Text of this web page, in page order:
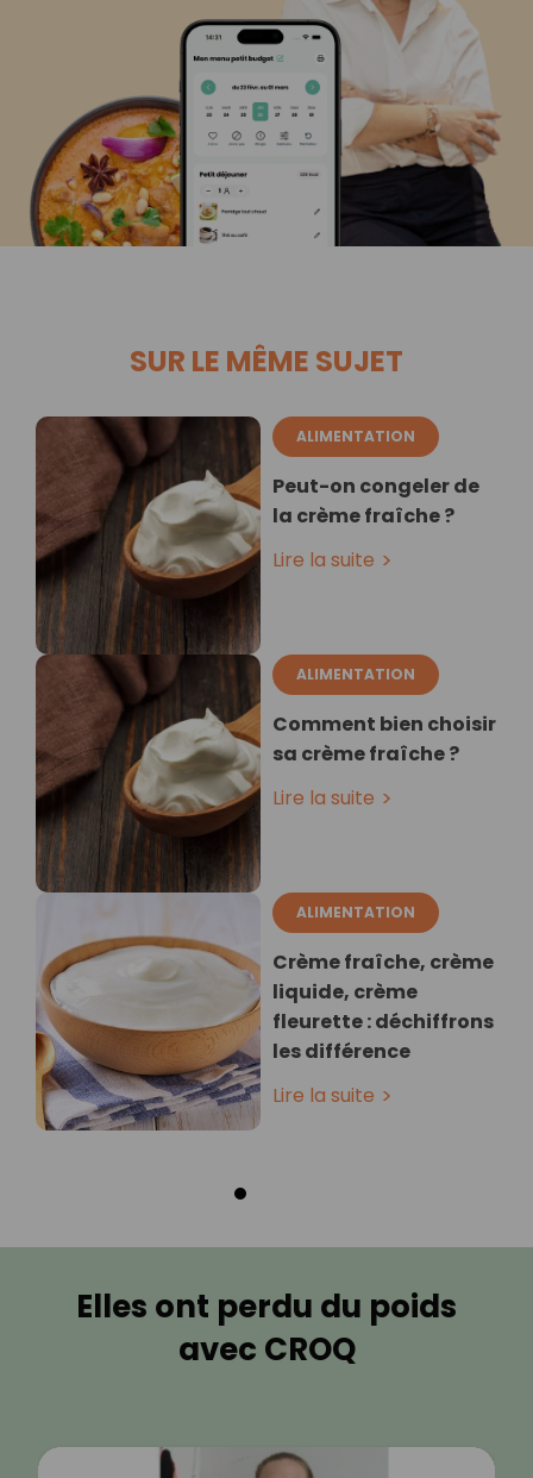
SUR LE MÊME SUJET
ALIMENTATION
Peut-on congeler de
la crème fraîche ?
Lire la suite
ALIMENTATION
Comment bien choisir
sa crème fraîche ?
Lire la suite
ALIMENTATION
Crème fraîche, crème
liquide, crème
fleurette : déchiffrons
les différence
Lire la suite
Elles ont perdu du poids
avec CROQ